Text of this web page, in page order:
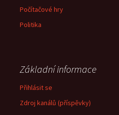
Počítačové hry
Politika
Základní informace
Přihlásit se
Zdroj kanálů (příspěvky)